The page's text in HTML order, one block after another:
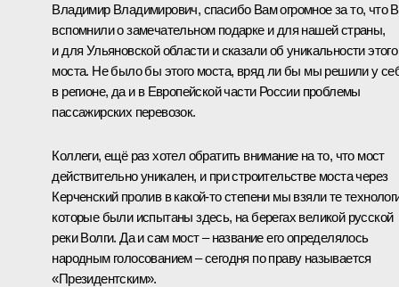
Владимир Владимирович, спасибо Вам огромное за то, что
вспомнили о замечательном подарке и для нашей страны,
и для Ульяновской области и сказали об уникальности этого
моста. Не было бы этого моста, вряд ли бы мы решили у
в регионе, да и в Европейской части России проблемы
пассажирских перевозок.
Коллеги, ещё раз хотел обратить внимание на то, что мост
действительно уникален, и при строительстве моста через
Керченский пролив в какой-то степени мы взяли те
которые были испытаны здесь, на берегах великой русской
реки Волги. Да и сам мост – название его определялось
народным голосованием – сегодня по праву называется
«Президентским».